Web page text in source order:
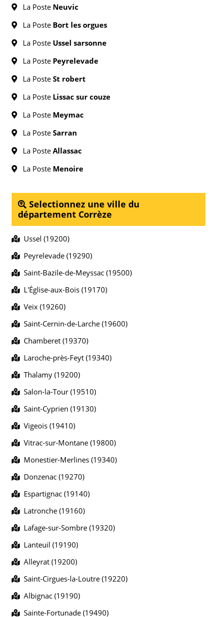
La Poste Neuvic
La Poste Bort les orgues
La Poste Ussel sarsonne
La Poste Peyrelevade
La Poste St robert
La Poste Lissac sur couze
La Poste Meymac
La Poste Sarran
La Poste Allassac
La Poste Menoire
Selectionnez une ville du
département Corrèze
Ussel (19200)
Peyrelevade (19290)
Saint-Bazile-de-Meyssac (19500)
L'Église-aux-Bois (19170)
Veix (19260)
Saint-Cernin-de-Larche (19600)
Chamberet (19370)
Laroche-près-Feyt (19340)
Thalamy (19200)
Salon-la-Tour (19510)
Saint-Cyprien (19130)
Vigeois (19410)
Vitrac-sur-Montane (19800)
Monestier-Merlines (19340)
Donzenac (19270)
Espartignac (19140)
Latronche (19160)
Lafage-sur-Sombre (19320)
Lanteuil (19190)
Alleyrat (19200)
Saint-Cirgues-la-Loutre (19220)
Albignac (19190)
Sainte-Fortunade (19490)